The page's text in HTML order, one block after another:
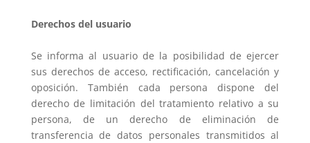
Derechos del usuario
Se informa al usuario de la posibilidad de ejercer
sus derechos de acceso, rectificación, cancelación y
oposición. También cada persona dispone del
derecho de limitación del tratamiento relativo a su
persona, de un derecho de eliminación de
transferencia de datos personales transmitidos al